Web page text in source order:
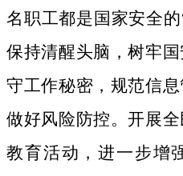
名职工都是国家安全的
保持清醒头脑，树牢
守工作秘密，规范信
做好风险防控。开展
教育活动，进一步增